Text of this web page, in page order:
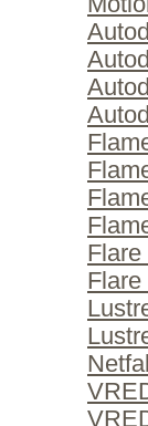
Flare
Flare